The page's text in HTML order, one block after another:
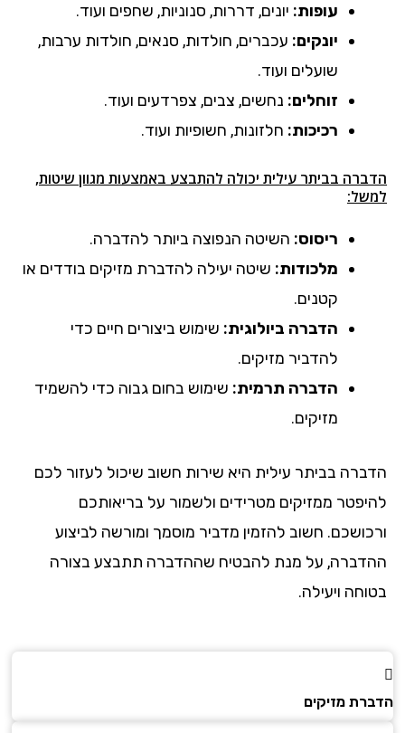
עופות: יונים, דררות, סנוניות, שחפים ועוד.
יונקים: עכברים, חולדות, סנאים, חולדות ערבות,
שועלים ועוד.
זוחלים: נחשים, צבים, צפרדעים ועוד.
רכיכות: חלזונות, חשופיות ועוד.
הדברה בביתר עילית יכולה להתבצע באמצעות מגוון שיטות,
למשל:
ריסוס: השיטה הנפוצה ביותר להדברה.
מלכודות: שיטה יעילה להדברת מזיקים בודדים או
קטנים.
הדברה ביולוגית: שימוש ביצורים חיים כדי
להדביר מזיקים.
הדברה תרמית: שימוש בחום גבוה כדי להשמיד
מזיקים.
הדברה בביתר עילית היא שירות חשוב שיכול לעזור לכם
להיפטר ממזיקים מטרידים ולשמור על בריאותכם
ורכושכם. חשוב להזמין מדביר מוסמך ומורשה לביצוע
ההדברה, על מנת להבטיח שההדברה תתבצע בצורה
בטוחה ויעילה.
הדברת מזיקים